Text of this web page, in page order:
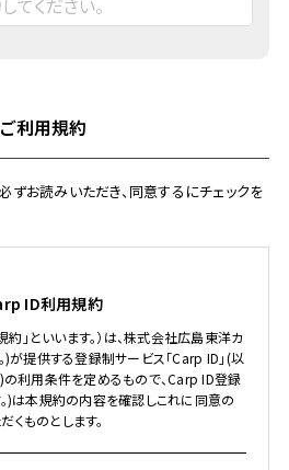
ご利用規約
ずお読みいただき、同意するにチェックを
ID利用規約
」といいます。）は、株式会社広島東洋カ
)が提供する登録制サービス「Carp ID」(以
)の利用条件を定めるもので、Carp ID登録
)は本規約の内容を確認しこれに同意の
くものとします。